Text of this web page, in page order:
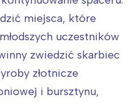
miejsca, które
uczestników
zwiedzić skarbiec
złotnicze
i bursztynu,